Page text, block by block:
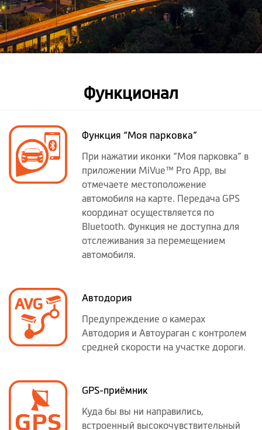
Функционал
Функция “Моя парковка”
При нажатии иконки “Моя парковка” в
приложении MiVue™ Pro App, вы
отмечаете местоположение
автомобиля на карте. Передача GPS
координат осуществляется по
Bluetooth. Функция не доступна для
отслеживания за перемещением
автомобиля.
Автодория
Предупреждение о камерах
Автодория и Автоураган с контролем
средней скорости на участке дороги.
GPS-приёмник
Куда бы вы ни направились,
встроенный высокочувствительный